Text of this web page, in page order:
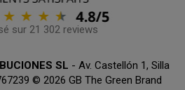
sur 21 302 reviews
SL - Av. Castellón 1, Silla
© 2026 GB The Green Brand